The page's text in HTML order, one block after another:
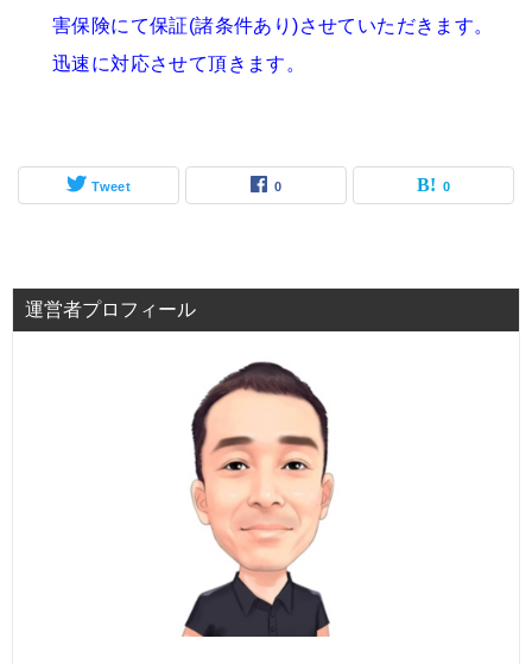
害保険にて保証(諸条件あり)させていただきます。
迅速に対応させて頂きます。
Tweet 0 0
運営者プロフィール